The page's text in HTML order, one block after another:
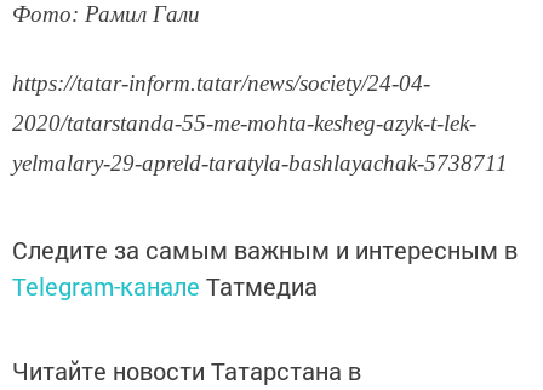
Фото: Рамил Гали
https://tatar-inform.tatar/news/society/24-04-
2020/tatarstanda-55-me-mohta-kesheg-azyk-t-lek-
yelmalary-29-apreld-taratyla-bashlayachak-5738711
Следите за самым важным и интересным в
Telegram-канале Татмедиа
Читайте новости Татарстана в